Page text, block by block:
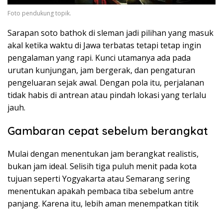
Foto pendukung topik.
Sarapan soto bathok di sleman jadi pilihan yang masuk
akal ketika waktu di Jawa terbatas tetapi tetap ingin
pengalaman yang rapi. Kunci utamanya ada pada
urutan kunjungan, jam bergerak, dan pengaturan
pengeluaran sejak awal. Dengan pola itu, perjalanan
tidak habis di antrean atau pindah lokasi yang terlalu
jauh.
Gambaran cepat sebelum berangkat
Mulai dengan menentukan jam berangkat realistis,
bukan jam ideal. Selisih tiga puluh menit pada kota
tujuan seperti Yogyakarta atau Semarang sering
menentukan apakah pembaca tiba sebelum antre
panjang. Karena itu, lebih aman menempatkan titik